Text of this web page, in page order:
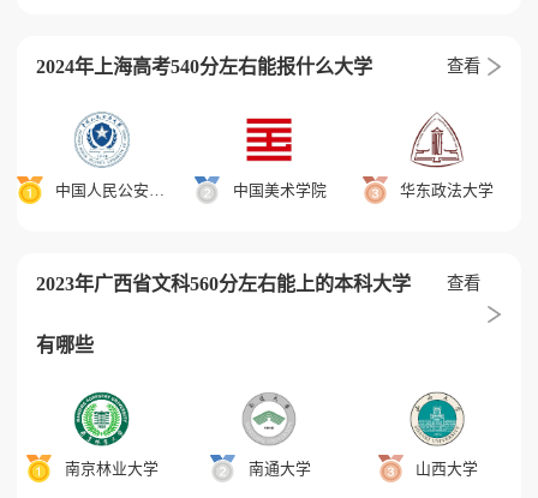
2024年上海高考540分左右能报什么大学 查看
中国人民公安大学 中国美术学院 华东政法大学
2023年广西省文科560分左右能上的本科大学
有哪些
查看
南京林业大学 南通大学 山西大学